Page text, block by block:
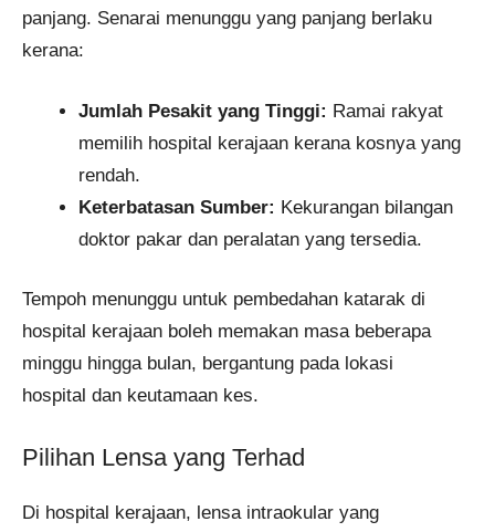
panjang. Senarai menunggu yang panjang berlaku
kerana:
Jumlah Pesakit yang Tinggi: Ramai rakyat
memilih hospital kerajaan kerana kosnya yang
rendah.
Keterbatasan Sumber: Kekurangan bilangan
doktor pakar dan peralatan yang tersedia.
Tempoh menunggu untuk pembedahan katarak di
hospital kerajaan boleh memakan masa beberapa
minggu hingga bulan, bergantung pada lokasi
hospital dan keutamaan kes.
Pilihan Lensa yang Terhad
Di hospital kerajaan, lensa intraokular yang